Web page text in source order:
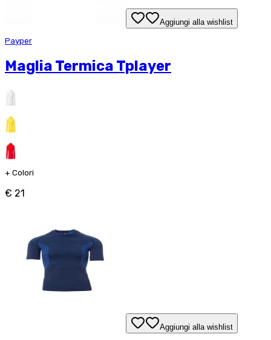
Aggiungi alla wishlist
Payper
Maglia Termica Tplayer
+ Colori
€ 21
Aggiungi alla wishlist